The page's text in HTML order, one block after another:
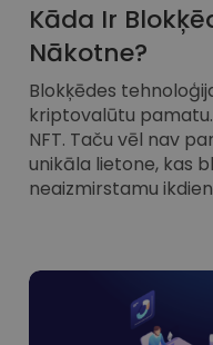
Nopelniet atlīdzību
Uzkrājiet kriptovalūtu
Atkārtotie pirkumi
Regulāri plānotie
Aktīvi
Atklājiet investīciju
Portfeļa analīze
Kāda Ir
Nākotne?
Blokķēdes
kriptovalūtu
NFT. Taču vēl nav
unikāla lietone, kas
neaizmirstamu